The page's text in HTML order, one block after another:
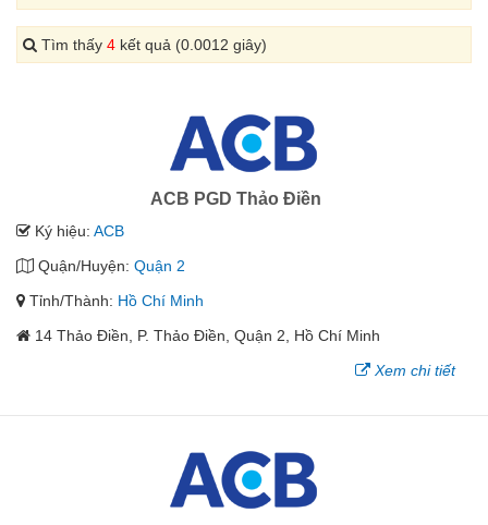
Tìm thấy 4 kết quả (0.0012 giây)
ACB PGD Thảo Điền
Ký hiệu: ACB
Quận/Huyện: Quận 2
Tỉnh/Thành: Hồ Chí Minh
14 Thảo Điền, P. Thảo Điền, Quận 2, Hồ Chí Minh
Xem chi tiết